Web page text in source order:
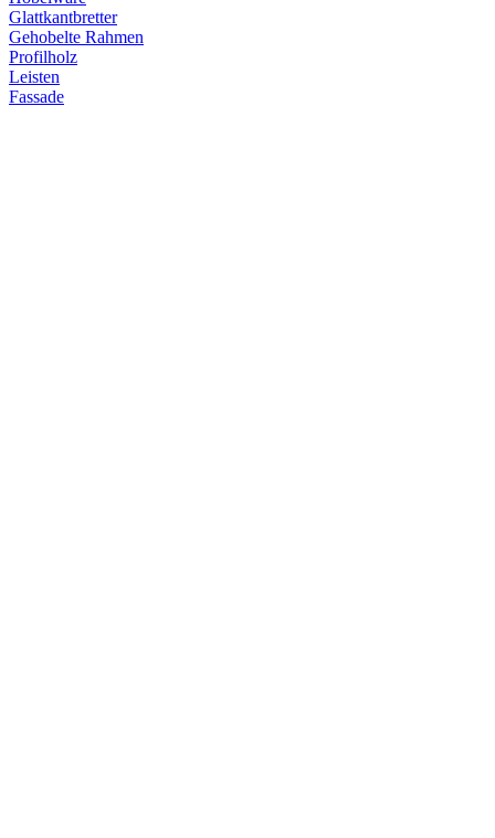
Glattkantbretter
Gehobelte Rahmen
Profilholz
Leisten
Fassade